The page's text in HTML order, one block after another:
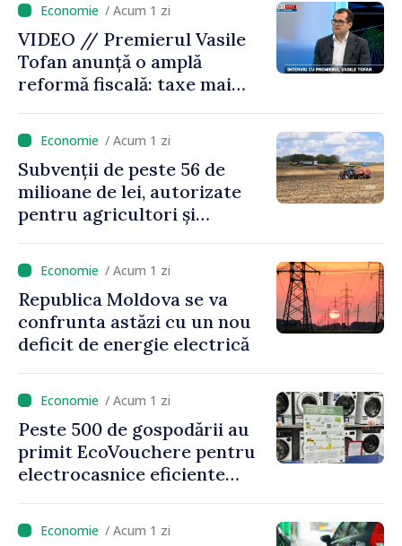
/ Acum 1 zi
VIDEO // Premierul Vasile
Tofan anunță o amplă
reformă fiscală: taxe mai
mari pentru bănci, tutun și
jocurile de noroc
/ Acum 1 zi
Subvenții de peste 56 de
milioane de lei, autorizate
pentru agricultori și
rurală în luna iulie
/ Acum 1 zi
Republica Moldova se va
confrunta astăzi cu un nou
deficit de energie electrică
/ Acum 1 zi
Peste 500 de gospodării au
primit EcoVouchere pentru
electrocasnice eficiente
/ Acum 1 zi